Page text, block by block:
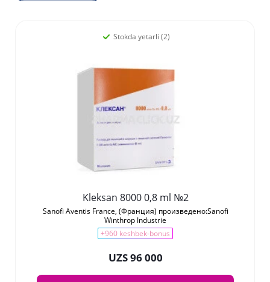
Stokda yetarli (2)
Kleksan 8000 0,8 ml №2
Sanofi Aventis France, (Франция) произведено:Sanofi
Winthrop Industrie
+960 keshbek-bonus
UZS 96 000